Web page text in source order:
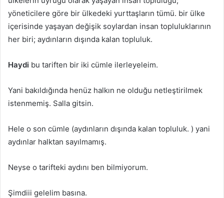
yöneticilere göre bir ülkedeki yurttaşların tümü. bir ülke
içerisinde yaşayan değişik soylardan insan topluluklarının
her biri; aydınların dışında kalan topluluk.
Haydi bu tariften bir iki cümle ilerleyeleim.
Yani bakıldığında henüz halkın ne olduğu netleştirilmek
istenmemiş. Salla gitsin.
Hele o son cümle (aydınların dışında kalan topluluk. ) yani
aydınlar halktan sayılmamış.
Neyse o tarifteki aydını ben bilmiyorum.
Şimdiii gelelim basına.